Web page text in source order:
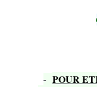
- POUR